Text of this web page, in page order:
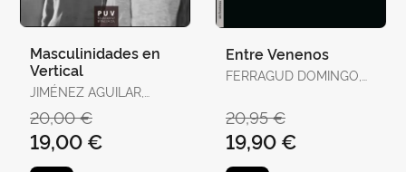
Masculinidades en
Vertical
JIMÉNEZ AGUILAR,
20,00 €
19,00 €
Entre Venenos
FERRAGUD DOMINGO,
20,95 €
19,90 €